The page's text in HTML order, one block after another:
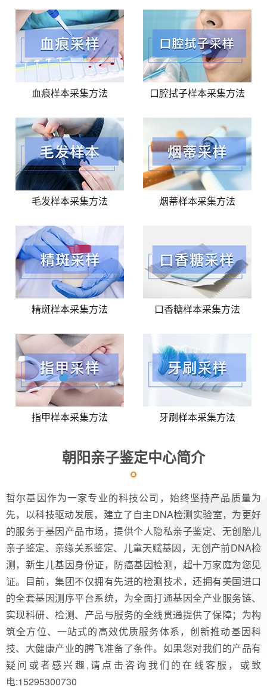
血痕样本采集方法 口腔拭子样本采集方法
毛发样本采集方法 烟蒂样本采集方法
精斑样本采集方法 口香糖样本采集方法
指甲样本采集方法 牙刷样本采集方法
朝阳亲子鉴定中心简介
哲尔基因作为一家专业的科技公司，始终坚持产品质量为
先，以科技驱动发展，建立了自主DNA检测实验室，为更好
的服务于基因产品市场，提供个人隐私亲子鉴定、无创胎儿
亲子鉴定、亲缘关系鉴定、儿童天赋基因，无创产前DNA检
测，新生儿基因身份证，防癌基因检测，超十万家庭为您见
证。目前，集团不仅拥有先进的检测技术，还拥有美国进口
的全套基因测序平台系统，为全面打通基因全产业服务链、
实现科研、检测、产品与服务的全线贯通提供了保障；为构
筑全方位、一站式的高效优质服务体系，创新推动基因科
技、大健康产业的腾飞准备了条件。如果您对我们的产品有
疑问或者感兴趣,请点击咨询我们的在线客服，或致
电:15295300730